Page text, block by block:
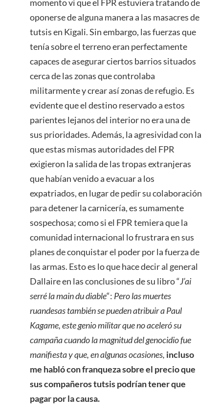
momento vi que el FPR estuviera tratando de
oponerse de alguna manera a las masacres de
tutsis en Kigali. Sin embargo, las fuerzas que
tenía sobre el terreno eran perfectamente
capaces de asegurar ciertos barrios situados
cerca de las zonas que controlaba
militarmente y crear así zonas de refugio. Es
evidente que el destino reservado a estos
parientes lejanos del interior no era una de
sus prioridades. Además, la agresividad con la
que estas mismas autoridades del FPR
exigieron la salida de las tropas extranjeras
que habían venido a evacuar a los
expatriados, en lugar de pedir su colaboración
para detener la carnicería, es sumamente
sospechosa; como si el FPR temiera que la
comunidad internacional lo frustrara en sus
planes de conquistar el poder por la fuerza de
las armas. Esto es lo que hace decir al general
Dallaire en las conclusiones de su libro “J’ai
serré la main du diable“: Pero las muertes
ruandesas también se pueden atribuir a Paul
Kagame, este genio militar que no aceleró su
campaña cuando la magnitud del genocidio fue
manifiesta y que, en algunas ocasiones, incluso
me habló con franqueza sobre el precio que
sus compañeros tutsis podrían tener que
pagar por la causa.